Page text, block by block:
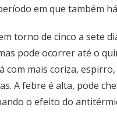
em que também
torno de cinco a sete
pode ocorrer até o
com mais coriza,
A febre é alta, pode
o efeito do